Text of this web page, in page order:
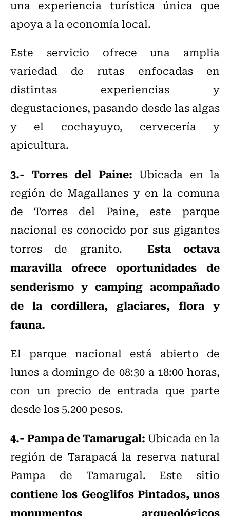
una experiencia turística única que
apoya a la economía local.
Este servicio ofrece una amplia
variedad de rutas enfocadas en
distintas experiencias y
degustaciones, pasando desde las algas
y el cochayuyo, cervecería y
apicultura.
3.- Torres del Paine: Ubicada en la
región de Magallanes y en la comuna
de Torres del Paine, este parque
nacional es conocido por sus gigantes
torres de granito. Esta octava
maravilla ofrece oportunidades de
senderismo y camping acompañado
de la cordillera, glaciares, flora y
fauna.
El parque nacional está abierto de
lunes a domingo de 08:30 a 18:00 horas,
con un precio de entrada que parte
desde los 5.200 pesos.
4.- Pampa de Tamarugal: Ubicada en la
región de Tarapacá la reserva natural
Pampa de Tamarugal. Este sitio
contiene los Geoglifos Pintados, unos
monumentos arqueológicos